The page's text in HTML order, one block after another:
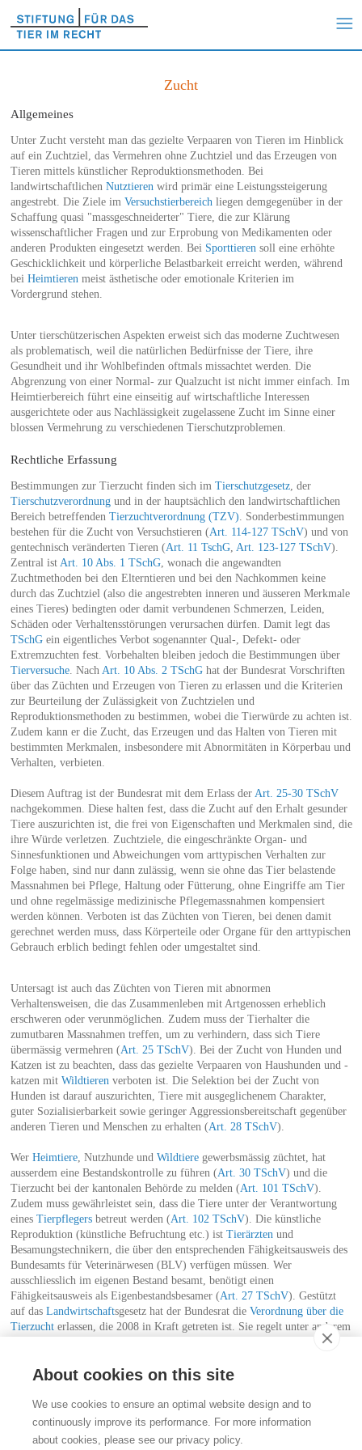
Zucht
Allgemeines
Unter Zucht versteht man das gezielte Verpaaren von Tieren im Hinblick
auf ein Zuchtziel, das Vermehren ohne Zuchtziel und das Erzeugen von
Tieren mittels künstlicher Reproduktionsmethoden. Bei
landwirtschaftlichen Nutztieren wird primär eine Leistungssteigerung
angestrebt. Die Ziele im Versuchstierbereich liegen demgegenüber in der
Schaffung quasi "massgeschneiderter" Tiere, die zur Klärung
wissenschaftlicher Fragen und zur Erprobung von Medikamenten oder
anderen Produkten eingesetzt werden. Bei Sporttieren soll eine erhöhte
Geschicklichkeit und körperliche Belastbarkeit erreicht werden, während
bei Heimtieren meist ästhetische oder emotionale Kriterien im
Vordergrund stehen.
Unter tierschützerischen Aspekten erweist sich das moderne Zuchtwesen
als problematisch, weil die natürlichen Bedürfnisse der Tiere, ihre
Gesundheit und ihr Wohlbefinden oftmals missachtet werden. Die
Abgrenzung von einer Normal- zur Qualzucht ist nicht immer einfach. Im
Heimtierbereich führt eine einseitig auf wirtschaftliche Interessen
ausgerichtete oder aus Nachlässigkeit zugelassene Zucht im Sinne einer
blossen Vermehrung zu verschiedenen Tierschutzproblemen.
Rechtliche Erfassung
Bestimmungen zur Tierzucht finden sich im Tierschutzgesetz, der
Tierschutzverordnungund in der hauptsächlich den landwirtschaftlichen
Bereich betreffenden Tierzuchtverordnung (TZV) . Sonderbestimmungen
bestehen für die Zucht von Versuchstieren (Art. 114-127 TSchV) und von
gentechnisch veränderten Tieren (Art. 11 TschG, Art. 123-127 TSchV).
Zentral ist Art. 10 Abs. 1 TSchG, wonach die angewandten
Zuchtmethoden bei den Elterntieren und bei den Nachkommen keine
durch das Zuchtziel (also die angestrebten inneren und äusseren Merkmale
eines Tieres) bedingten oder damit verbundenen Schmerzen, Leiden,
Schäden oder Verhaltensstörungen verursachen dürfen. Damit legt das
TSchGein eigentliches Verbot sogenannter Qual-, Defekt- oder
Extremzuchten fest. Vorbehalten bleiben jedoch die Bestimmungen über
Tierversuche. Nach Art. 10 Abs. 2 TSchGhat der Bundesrat Vorschriften
über das Züchten und Erzeugen von Tieren zu erlassen und die Kriterien
zur Beurteilung der Zulässigkeit von Zuchtzielen und
Reproduktionsmethoden zu bestimmen, wobei die Tierwürde zu achten ist.
Zudem kann er die Zucht, das Erzeugen und das Halten von Tieren mit
bestimmten Merkmalen, insbesondere mit Abnormitäten in Körperbau und
Verhalten, verbieten.
Diesem Auftrag ist der Bundesrat mit dem Erlass der Art. 25-30 TSchV
nachgekommen. Diese halten fest, dass die Zucht auf den Erhalt gesunder
Tiere auszurichten ist, die frei von Eigenschaften und Merkmalen sind, die
ihre Würde verletzen. Zuchtziele, die eingeschränkte Organ- und
Sinnesfunktionen und Abweichungen vom arttypischen Verhalten zur
Folge haben, sind nur dann zulässig, wenn sie ohne das Tier belastende
Massnahmen bei Pflege, Haltung oder Fütterung, ohne Eingriffe am Tier
und ohne regelmässige medizinische Pflegemassnahmen kompensiert
werden können. Verboten ist das Züchten von Tieren, bei denen damit
gerechnet werden muss, dass Körperteile oder Organe für den arttypischen
Gebrauch erblich bedingt fehlen oder umgestaltet sind.
Untersagt ist auch das Züchten von Tieren mit abnormen
Verhaltensweisen, die das Zusammenleben mit Artgenossen erheblich
erschweren oder verunmöglichen. Zudem muss der Tierhalter die
zumutbaren Massnahmen treffen, um zu verhindern, dass sich Tiere
übermässig vermehren (Art. 25 TSchV). Bei der Zucht von Hunden und
Katzen ist zu beachten, dass das gezielte Verpaaren von Haushunden und -
katzen mit Wildtieren verboten ist. Die Selektion bei der Zucht von
Hunden ist darauf auszurichten, Tiere mit ausgeglichenem Charakter,
guter Sozialisierbarkeit sowie geringer Aggressionsbereitschaft gegenüber
anderen Tieren und Menschen zu erhalten (Art. 28 TSchV).
Wer Heimtiere, Nutzhunde und Wildtieregewerbsmässig züchtet, hat
ausserdem eine Bestandskontrolle zu führen (Art. 30 TSchV) und die
Tierzucht bei der kantonalen Behörde zu melden (Art. 101 TSchV).
Zudem muss gewährleistet sein, dass die Tiere unter der Verantwortung
eines Tierpflegersbetreut werden (Art. 102 TSchV). Die künstliche
Reproduktion (künstliche Befruchtung etc.) ist Tierärzten und
Besamungstechnikern, die über den entsprechenden Fähigkeitsausweis des
Bundesamts für Veterinärwesen (BLV) verfügen müssen. Wer
ausschliesslich im eigenen Bestand besamt, benötigt einen
Fähigkeitsausweis als Eigenbestandsbesamer (Art. 27 TSchV). Gestützt
auf das Landwirtschaftsgesetz hat der Bundesrat die Verordnung über die
Tierzuchterlassen, die 2008 in Kraft getreten ist. Sie regelt unter anderem
Stiftung für das Tier im Recht (TIR)
Rigistrasse 9
CH - 8006 Zürich
About cookies on this site
We use cookies to ensure an optimal website design and to
continuously improve its performance. For more information
about cookies, please see our privacy policy.